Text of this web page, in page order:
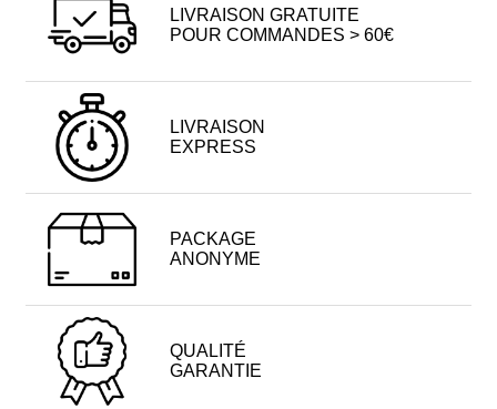
LIVRAISON GRATUITE
POUR COMMANDES > 60€
LIVRAISON
EXPRESS
PACKAGE
ANONYME
QUALITÉ
GARANTIE